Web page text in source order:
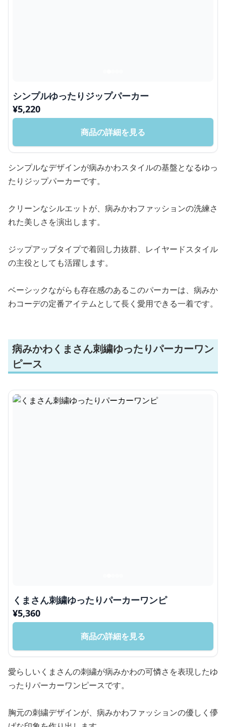
シンプルゆったりジップパーカー
¥5,220
商品の詳細を見る
シンプルなデザインが病みかわスタイルの基盤となるゆっ
たりジップパーカーです。
クリーンなシルエットが、病みかわファッションの洗練さ
れた美しさを演出します。
ジップアップタイプで着回し力抜群、レイヤードスタイル
の主役としても活躍します。
ベーシックながらも存在感のあるこのパーカーは、病みか
わコーデの定番アイテムとして長く愛用できる一着です。
病みかわくまさん刺繍ゆったりパーカーワン
ピース
くまさん刺繍ゆったりパーカーワンピ
¥5,360
商品の詳細を見る
愛らしいくまさんの刺繍が病みかわの可憐さを表現したゆ
ったりパーカーワンピースです。
胸元の刺繍デザインが、病みかわファッションの優しく儚